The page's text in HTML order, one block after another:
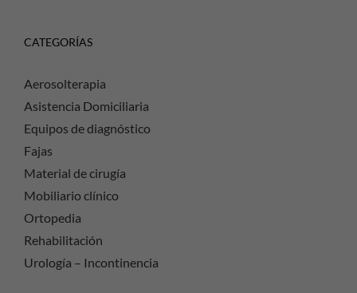
CATEGORÍAS
Aerosolterapia
Asistencia Domiciliaria
Equipos de diagnóstico
Fajas
Material de cirugía
Mobiliario clínico
Ortopedia
Rehabilitación
Urología – Incontinencia